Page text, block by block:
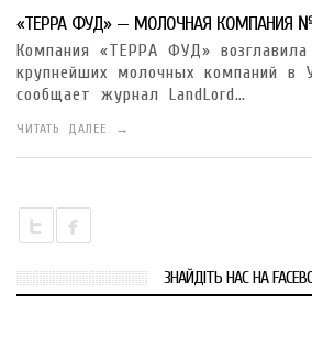
«ТЕРРА ФУД» — МОЛОЧНАЯ КОМПАНИЯ
Компания «ТЕРРА ФУД» возглавила
крупнейших молочных компаний в
сообщает журнал LandLord…
ЧИТАТЬ ДАЛЕЕ →
ЗНАЙДІТЬ НАС НА